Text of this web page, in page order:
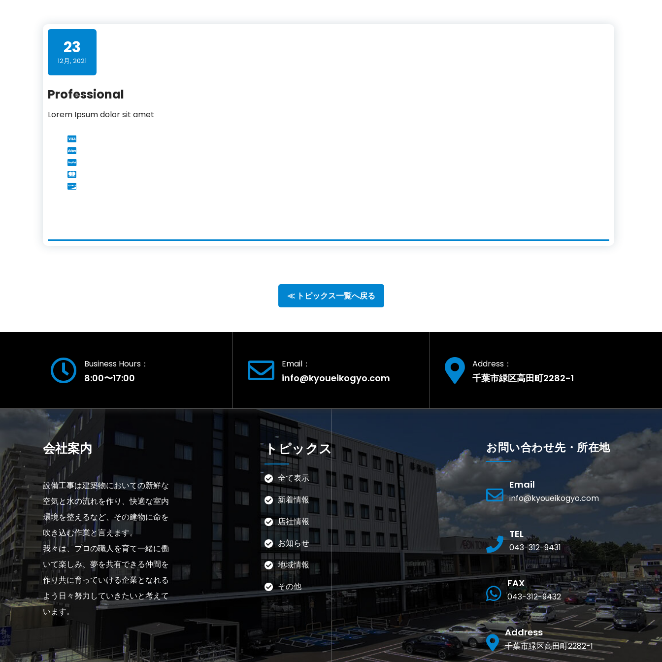
23
12月, 2021
Professional
Lorem Ipsum dolor sit amet
≪ トピックス一覧へ戻る
Business Hours：
8:00〜17:00
Email：
info@kyoueikogyo.com
Address：
千葉市緑区高田町2282-1
会社案内
設備工事は建築物においての新鮮な
空気と水の流れを作り、快適な室内
環境を整えるなど、その建物に命を
吹き込む作業と言えます。
我々は、プロの職人を育て一緒に働
いて楽しみ、夢を共有できる仲間を
作り共に育っていける企業となれる
よう日々努力していきたいと考えて
います。
トピックス
全て表示
新着情報
店社情報
お知らせ
地域情報
その他
お問い合わせ先・所在地
Email
info@kyoueikogyo.com
TEL
043-312-9431
FAX
043-312-9432
Address
千葉市緑区高田町2282-1